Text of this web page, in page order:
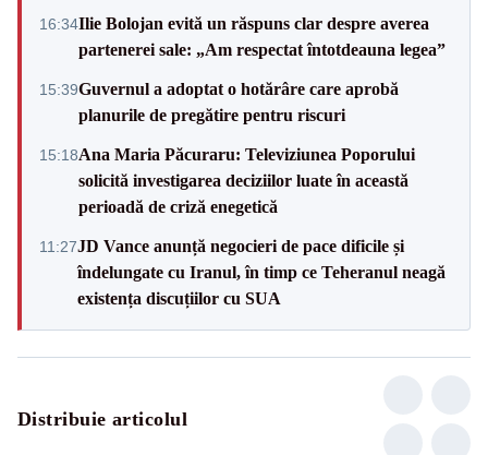
16:34Ilie Bolojan evită un răspuns clar despre averea
partenerei sale: „Am respectat întotdeauna legea”
15:39Guvernul a adoptat o hotărâre care aprobă
planurile de pregătire pentru riscuri
15:18Ana Maria Păcuraru: Televiziunea Poporului
solicită investigarea deciziilor luate în această
perioadă de criză enegetică
11:27JD Vance anunță negocieri de pace dificile și
îndelungate cu Iranul, în timp ce Teheranul neagă
existența discuțiilor cu SUA
Distribuie articolul